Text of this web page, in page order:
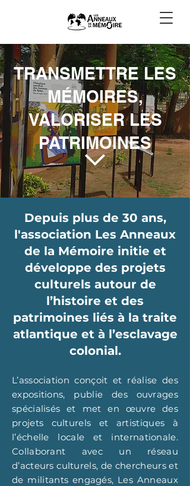
TRANSMETTRE LES
MÉMOIRES,
VALORISER LES
PATRIMOINES
Depuis plus de 30 ans,
l'association Les Anneaux
de la Mémoire initie et
développe des projets
culturels autour de
l’histoire et des
patrimoines liés à la traite
atlantique et à l’esclavage
colonial.
L’association conçoit et réalise des
expositions, publie des ouvrages
spécialisés et met en œuvre des
projets culturels et artistiques à
l’échelle locale et internationale.
Collaborant avec un réseau
d’acteurs culturels, de chercheurs et
de militants engagés, Les Anneaux